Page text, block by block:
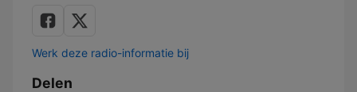
Werk deze radio-informatie bij
Delen